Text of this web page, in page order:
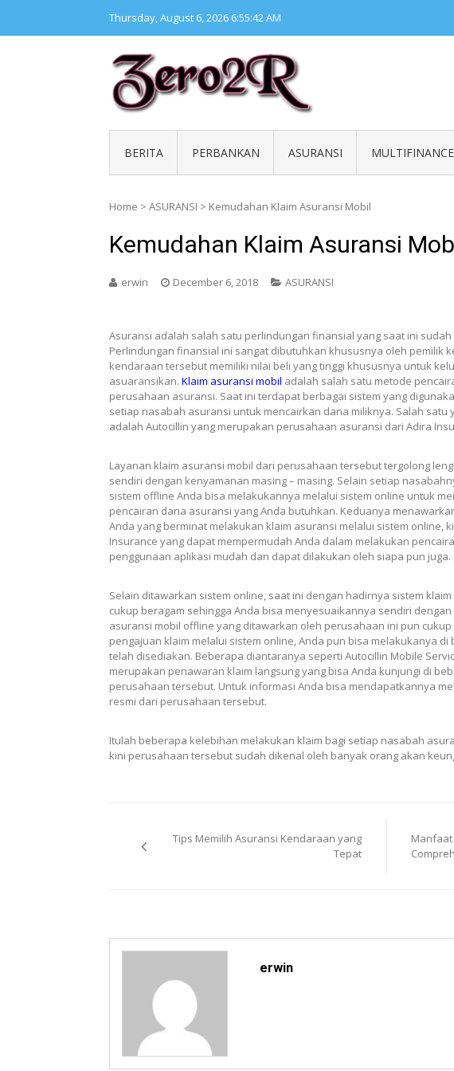
content
Thursday, August 6, 2026 6:55:43 AM
BERITA PERBANKAN ASURANSI MULTIFINANCE
Home > ASURANSI > Kemudahan Klaim Asuransi Mobil
Kemudahan Klaim Asuransi
erwin December 6, 2018 ASURANSI
Asuransi adalah salah satu perlindungan finansial yang saat ini
Perlindungan finansial ini sangat dibutuhkan khususnya oleh pemilik
kendaraan tersebut memiliki nilai beli yang tinggi khususnya untuk
asuaransikan. Klaim asuransi mobil adalah salah satu metode
perusahaan asuransi. Saat ini terdapat berbagai sistem yang
setiap nasabah asuransi untuk mencairkan dana miliknya. Salah satu
adalah Autocillin yang merupakan perusahaan asuransi dari Adira
Layanan klaim asuransi mobil dari perusahaan tersebut tergolong
sendiri dengan kenyamanan masing – masing. Selain setiap
sistem offline Anda bisa melakukannya melalui sistem online untuk
pencairan dana asuransi yang Anda butuhkan. Keduanya
Anda yang berminat melakukan klaim asuransi melalui sistem online,
Insurance yang dapat mempermudah Anda dalam melakukan
penggunaan aplikasi mudah dan dapat dilakukan oleh siapa pun juga.
Selain ditawarkan sistem online, saat ini dengan hadirnya sistem
cukup beragam sehingga Anda bisa menyesuaikannya sendiri
asuransi mobil offline yang ditawarkan oleh perusahaan ini pun
pengajuan klaim melalui sistem online, Anda pun bisa melakukanya
telah disediakan. Beberapa diantaranya seperti Autocillin Mobile
merupakan penawaran klaim langsung yang bisa Anda kunjungi di
perusahaan tersebut. Untuk informasi Anda bisa mendapatkannya
resmi dari perusahaan tersebut.
Itulah beberapa kelebihan melakukan klaim bagi setiap nasabah
kini perusahaan tersebut sudah dikenal oleh banyak orang akan
navigation
Tips Memilih Asuransi Kendaraan yang
Tepat
Manfaat
erwin